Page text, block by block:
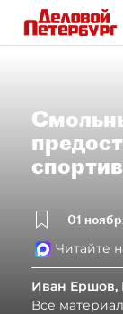
01
Читайте
Иван Ершов,
Все